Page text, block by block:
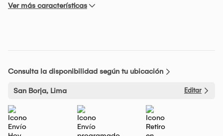
Ver más características
Consulta la disponibilidad según tu ubicación
San Borja, Lima Editar